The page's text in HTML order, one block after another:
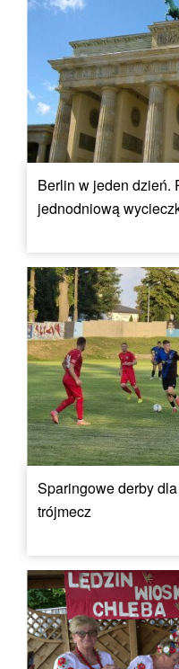
Berlin w jeden dzień.
jednodniową
Sparingowe derby
trójmecz